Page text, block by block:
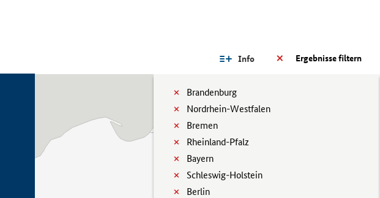
Ergebnisse filtern
Info
Brandenburg
Nordrhein-Westfalen
Bremen
Rheinland-Pfalz
Bayern
Schleswig-Holstein
Berlin